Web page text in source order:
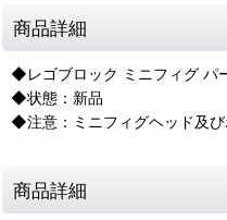
商品詳細
◆レゴブロック ミニフィグ パ
◆状態：新品
◆注意：ミニフィグヘッド及び
商品詳細